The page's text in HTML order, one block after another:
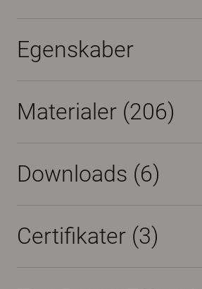
Egenskaber
Materialer (206)
Downloads (6)
Certifikater (3)